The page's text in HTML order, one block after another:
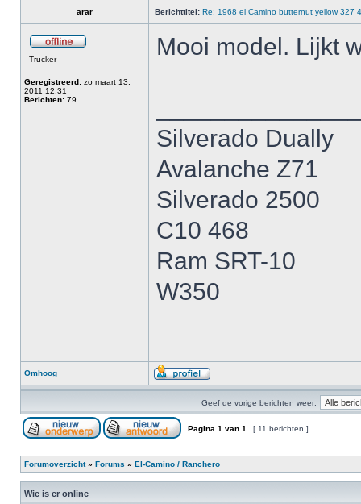
arar Berichttitel: Re: 1968 el Camino butternut yellow 327
Trucker
Geregistreerd: zo maart 13,
2011 12:31
Berichten: 79
Mooi model. Lijkt
Silverado Dually
Avalanche Z71
Silverado 2500
C10 468
Ram SRT-10
W350
Omhoog
Geef de vorige berichten weer:
Pagina 1 van 1 [ 11 berichten ]
Forumoverzicht» Forums » El-Camino / Ranchero
Wie is er online